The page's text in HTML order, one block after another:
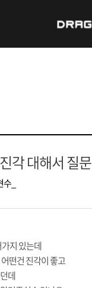
각 대해서 질문
_
지 있는데
떤건 진각이 좋고
데